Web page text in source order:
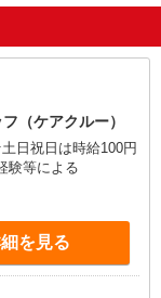
（ケアクルー）
験等による
を見る